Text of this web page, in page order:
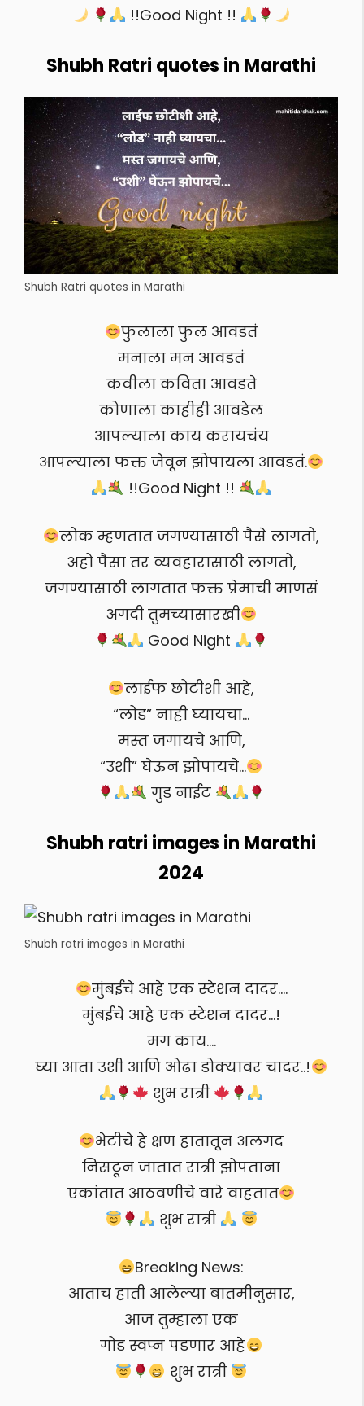
!!Good Night !!
Shubh Ratri quotes in Marathi
Shubh Ratri quotes in Marathi
फुलाला फुल आवडतं
मनाला मन आवडतं
कवीला कविता आवडते
कोणाला काहीही आवडेल
आपल्याला काय करायचंय
आपल्याला फक्त जेवून झोपायला आवडतं.
!!Good Night !!
लोक म्हणतात जगण्यासाठी पैसे लागतो,
अहो पैसा तर व्यवहारासाठी लागतो,
जगण्यासाठी लागतात फक्त प्रेमाची माणसं
अगदी तुमच्यासारखी
Good Night
लाईफ छोटीशी आहे,
“लोड” नाही घ्यायचा…
मस्त जगायचे आणि,
“उशी” घेऊन झोपायचे…
गुड नाईट
Shubh ratri images in Marathi
2024
Shubh ratri images in Marathi
मुंबईचे आहे एक स्टेशन दादर….
मुंबईचे आहे एक स्टेशन दादर…!
मग काय….
घ्या आता उशी आणि ओढा डोक्यावर चादर..!
शुभ रात्री
भेटीचे हे क्षण हातातून अलगद
निसटून जातात रात्री झोपताना
एकांतात आठवणींचे वारे वाहतात
शुभ रात्री
Breaking News:
आताच हाती आलेल्या बातमीनुसार,
आज तुम्हाला एक
गोड स्वप्न पडणार आहे
शुभ रात्री